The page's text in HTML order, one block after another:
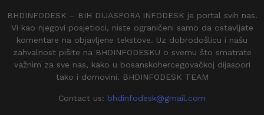
BHDINFODESK – BIH DIJASPORA INFODESK je portal svih nas.
Vi kao njegovi posjetioci, niste ograničeni samo da ostavljate
komentare na objavljene tekstove. Uz dobrodošlicu i našu
zahvalnost pišite na BHDINFODESKU o svemu što smatrate
važnim za sve nas, kako u bosanskohercegovačkoj dijaspori
tako i domovini. BHDINFODESK TEAM
Contact us: bhdinfodesk@gmail.com